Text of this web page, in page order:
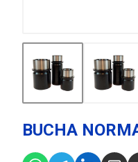
BUCHA